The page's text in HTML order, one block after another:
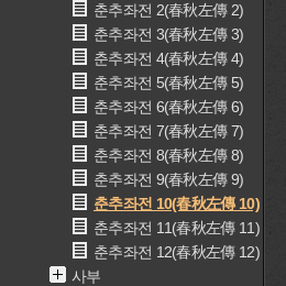
춘추좌전 2(春秋左傳 2)
춘추좌전 3(春秋左傳 3)
춘추좌전 4(春秋左傳 4)
춘추좌전 5(春秋左傳 5)
춘추좌전 6(春秋左傳 6)
춘추좌전 7(春秋左傳 7)
춘추좌전 8(春秋左傳 8)
춘추좌전 9(春秋左傳 9)
춘추좌전 10(春秋左傳 10)
춘추좌전 11(春秋左傳 11)
춘추좌전 12(春秋左傳 12)
사부